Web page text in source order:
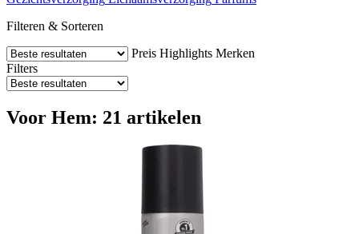
Filteren & Sorteren
Preis Highlights Merken
Filters
Voor Hem: 21 artikelen